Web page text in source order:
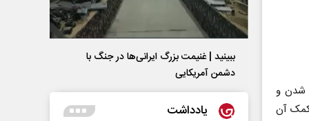
شدن و
کمک آن
ببینید | غنیمت بزرگ ایرانی‌ها در جنگ با
دشمن آمریکایی
یادداشت